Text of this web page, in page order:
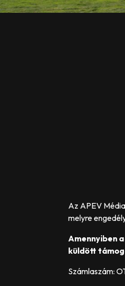
Az APEV
melyre
Amennyiben
küldött
Számlaszám: